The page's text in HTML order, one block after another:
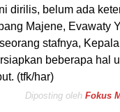
dirilis, belum ada
Majene, Evawaty
stafnya,
beberapa hal
(tfk/har)
Diposting oleh Fokus